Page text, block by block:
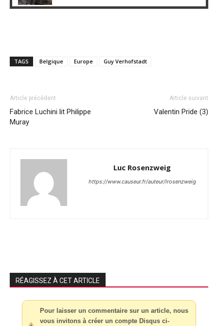
TAGS Belgique Europe Guy Verhofstadt
Article précédent
Fabrice Luchini lit Philippe
Muray
Article suivant
Valentin Pride (3)
Luc Rosenzweig
https://www.causeur.fr/auteur/lrosenzweig
RÉAGISSEZ À CET ARTICLE
Pour laisser un commentaire sur un article, nous
vous invitons à créer un compte Disqus ci-